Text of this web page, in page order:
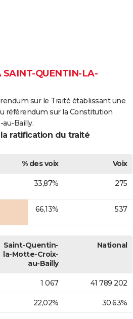
SAINT-QUENTIN-LA-
sur le Traité établissant une
référendum sur la Constitution
Bailly.
ratification du traité
% des voix
Voix
33,87% 275
66,13% 537
Saint-Quentin-
la-Motte-Croix-
au-Bailly
National
1 067 41 789 202
22,02% 30,63%